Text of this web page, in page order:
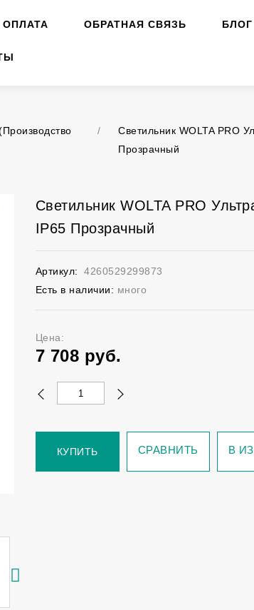
ОБРАТНАЯ СВЯЗЬ БЛОГ
/
Светильник WOLTA PRO
Прозрачный
Светильник WOLTA PRO
IP65 Прозрачный
Артикул:
4260529299873
Есть в наличии: много
Цена:
7 708 руб.
КУПИТЬ СРАВНИТЬ В